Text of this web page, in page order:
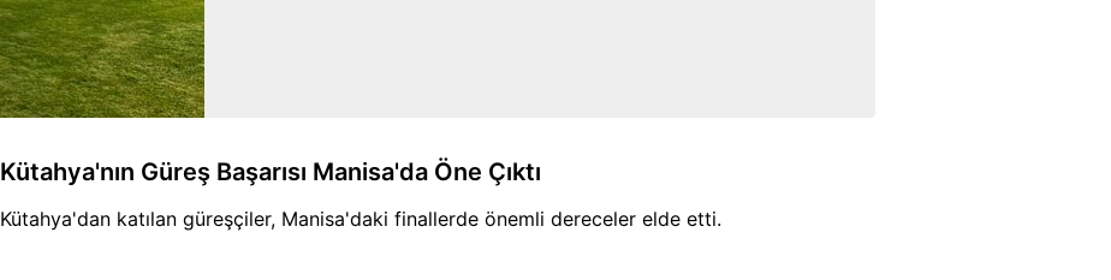
Kütahya'nın Güreş Başarısı Manisa'da Öne Çıktı
Kütahya'dan katılan güreşçiler, Manisa'daki finallerde önemli dereceler elde etti.